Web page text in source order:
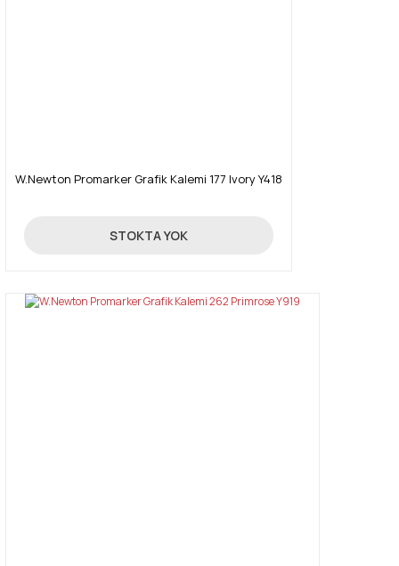
W.Newton Promarker Grafik Kalemi 177 Ivory Y418
19,90 TL
STOKTA YOK